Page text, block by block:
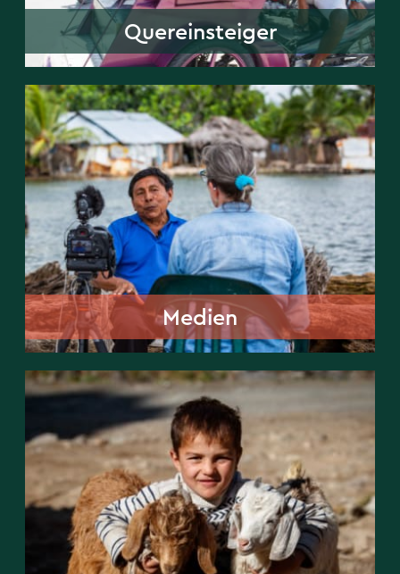
Quereinsteiger
Medien
Medien
Mitarbeiterkinder